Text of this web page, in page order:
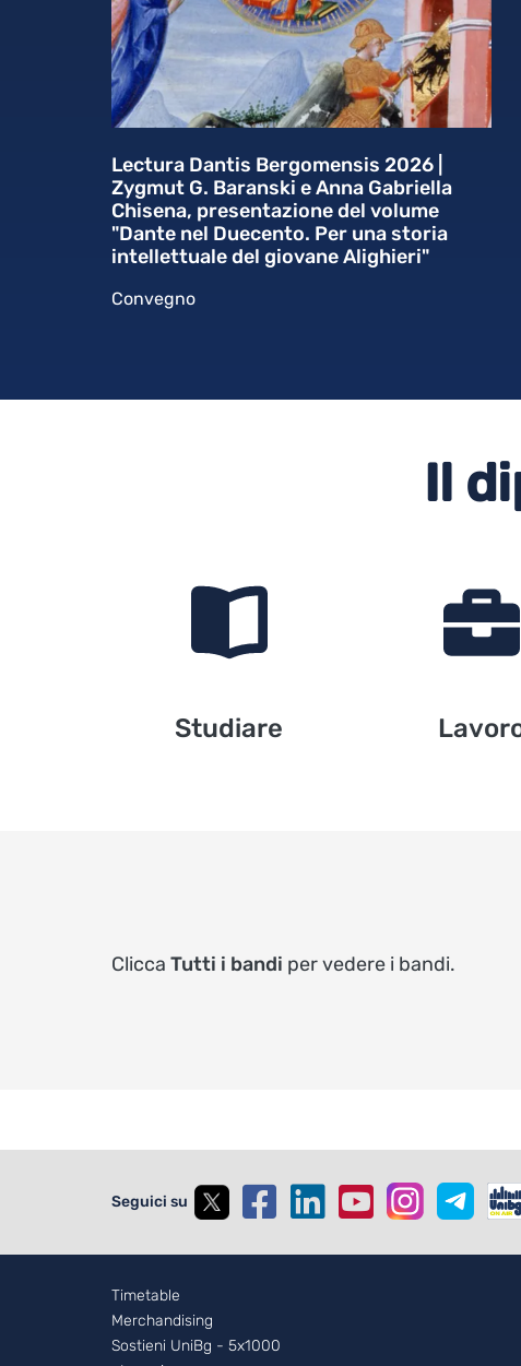
Lectura Dantis Bergomensis 2026 |
Zygmut G. Baranski e Anna Gabriella
Chisena, presentazione del volume
"Dante nel Duecento. Per una storia
intellettuale del giovane Alighieri"
Convegno
Il
Studiare
Clicca Tutti i bandi per vedere i bandi.
Seguici su
Footer - 2
Timetable
Merchandising
Sostieni UniBg - 5x1000